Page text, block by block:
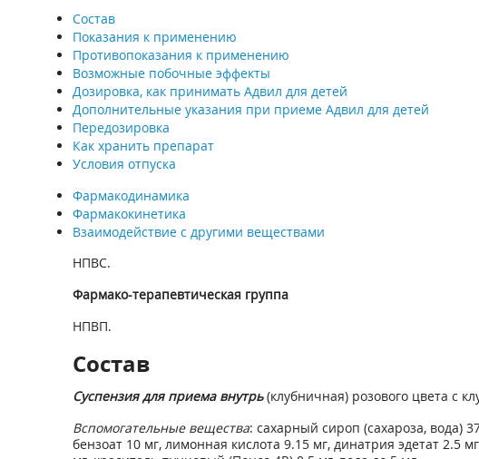
Состав
Показания к применению
Противопоказания к применению
Возможные побочные эффекты
Дозировка, как принимать Адвил для детей
Дополнительные указания при приеме Адвил для детей
Передозировка
Как хранить препарат
Условия отпуска
Фармакодинамика
Фармакокинетика
Взаимодействие с другими веществами
НПВС.
Фармако-терапевтическая группа
НПВП.
Состав
Суспензия для приема внутрь(клубничная) розового цвета с
Вспомогательные вещества: сахарный сироп (сахароза, вода)
бензоат 10 мг, лимонная кислота 9.15 мг, динатрия эдетат 2.5